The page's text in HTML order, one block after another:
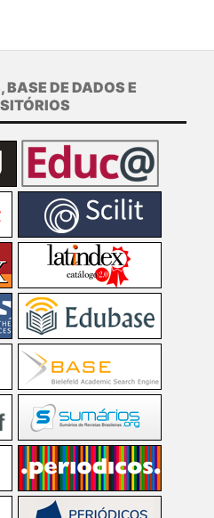
BASE DE DADOS E